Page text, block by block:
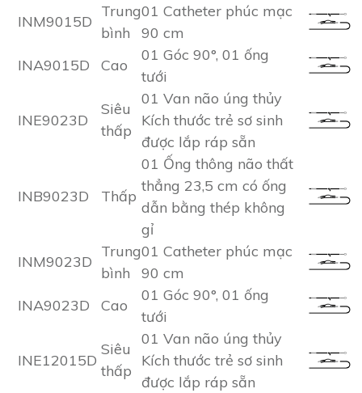
INM9015D
Trung
bình
01 Catheter phúc mạc
90 cm
INA9015D
Cao
01 Góc 90°, 01 ống
tưới
INE9023D
Siêu
thấp
01 Van não úng thủy
Kích thước trẻ sơ sinh
được lắp ráp sẵn
INB9023D Thấp
01 Ống thông não thất
thẳng 23,5 cm có ống
dẫn bằng thép không
gỉ
INM9023D
Trung
bình
01 Catheter phúc mạc
90 cm
INA9023D
Cao
01 Góc 90°, 01 ống
tưới
INE12015D
Siêu
thấp
01 Van não úng thủy
Kích thước trẻ sơ sinh
được lắp ráp sẵn